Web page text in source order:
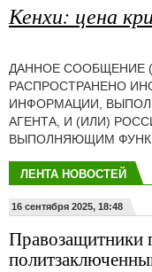
Кенхи: цена
ДАННОЕ СООБЩЕНИЕ
РАСПРОСТРАНЕНО
ИНФОРМАЦИИ,
АГЕНТА, И (ИЛИ)
ВЫПОЛНЯЮЩИМ
ЛЕНТА НОВОСТЕЙ
16 сентября 2025, 18:48
Правозащитники